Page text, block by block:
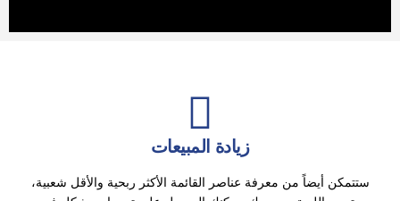
زيادة المبيعات
ستتمكن أيضاً من معرفة عناصر القائمة الأكثر ربحية والأقل شعبية،